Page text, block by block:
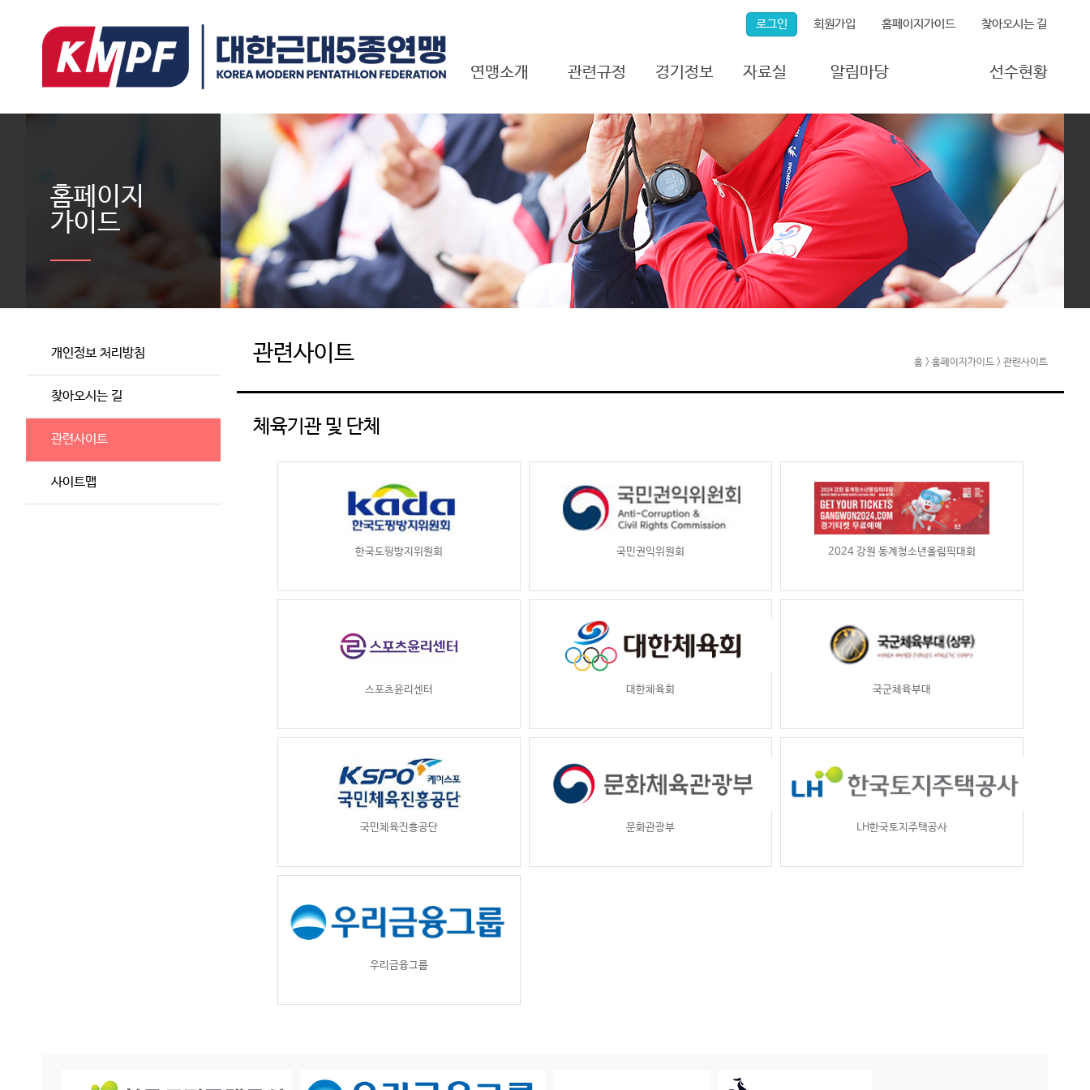
연맹소개
근대 5종이란?
회장 인사말
기구표
국제연맹현황
임원현황
비전 및 목표
관련규정
경기규정
연맹규정
경기정보
국내대회
국제대회
국제대회 결과
펜타TV
자료실
연구자료실
포토갤러리
동영상갤러리
보도자료
각종 서식
알림마당
연맹소식
공지사항
자주 묻는 질문
선수현황
등록선수현황
국가대표현황
로그인 회원가입 홈페이지가이드 찾아오시는 길
홈페이지
가이드
개인정보 처리방침
찾아오시는 길
관련사이트
사이트맵
관련사이트 홈 > 홈페이지가이드 > 관련사이트
체육기관 및 단체
한국도핑방지위원회 국민권익위원회 2024 강원 동계청소년올림픽대회
스포츠윤리센터 대한체육회 국군체육부대
국민체육진흥공단 문화관광부 LH한국토지주택공사
우리금융그룹